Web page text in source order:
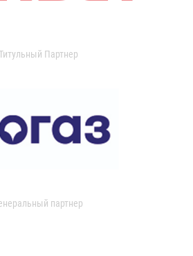
Партнер
партнер